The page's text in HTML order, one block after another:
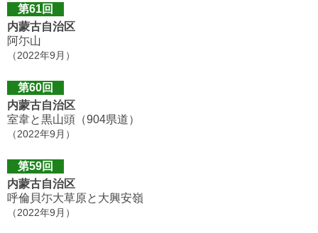
第61回
内蒙古自治区
阿尓山
（2022年9月）
第60回
内蒙古自治区
室韋と黒山頭（904県道）
（2022年9月）
第59回
内蒙古自治区
呼倫貝尓大草原と大興安嶺
（2022年9月）